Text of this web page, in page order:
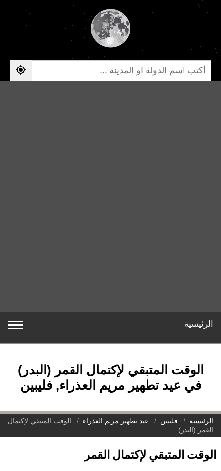
الرئيسية
الوقت المتبقي لإكتمال القمر (البدر)
في عيد تطهير مريم العذراء, فليبين
الرئيسية فليبين عيد تطهير مريم العذراء
الوقت المتبقي لإكتمال
القمر (البدر)
الوقت المتبقي لإكتمال القمر